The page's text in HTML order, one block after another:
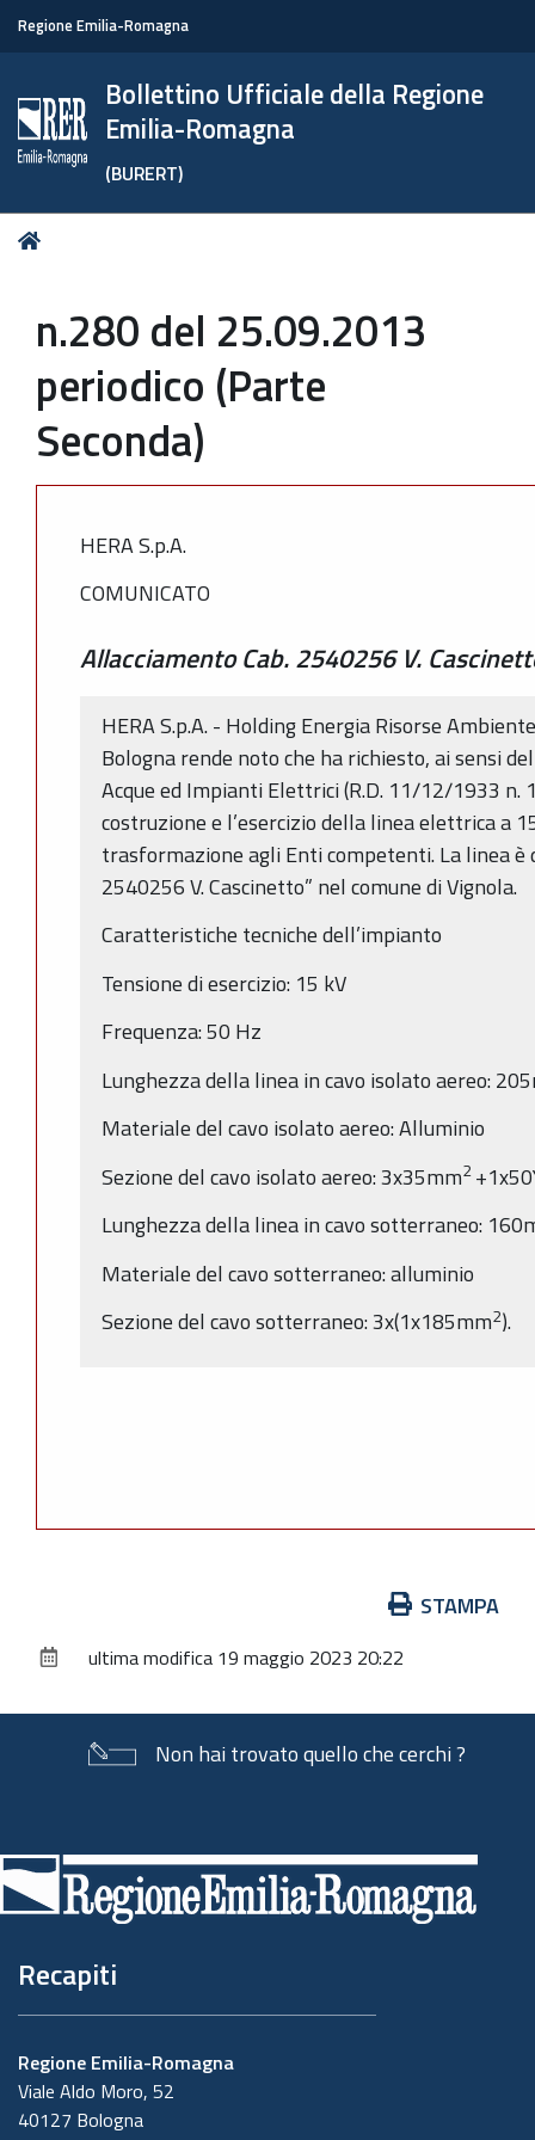
Regione Emilia-Romagna
Bollettino Ufficiale della Regione
Emilia-Romagna
(BURERT)
Tu
n.280 del 25.09.2013
periodico (Parte
Seconda)
HERA S.p.A.
COMUNICATO
Allacciamento Cab. 2540256 V.
HERA S.p.A. - Holding Energia Risorse
Bologna rende noto che ha richiesto, ai sensi
Acque ed Impianti Elettrici (R.D. 11/12/1933
costruzione e l’esercizio della linea elettrica a
trasformazione agli Enti competenti. La linea è
2540256 V. Cascinetto” nel comune di Vignola.
Caratteristiche tecniche dell’impianto
Tensione di esercizio: 15 kV
Frequenza: 50 Hz
Lunghezza della linea in cavo isolato aereo:
Materiale del cavo isolato aereo: Alluminio
Sezione del cavo isolato aereo: 3x35mm2
Lunghezza della linea in cavo sotterraneo:
Materiale del cavo sotterraneo: alluminio
Sezione del cavo sotterraneo: 3x(1x185mm2).
documento
STAMPA
ultima modifica 19 maggio 2023 20:22
Non hai trovato quello che cerchi ?
di
pagina
Recapiti
Regione Emilia-Romagna
Viale Aldo Moro, 52
40127 Bologna